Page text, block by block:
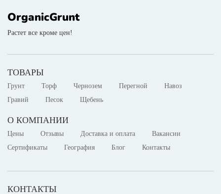
OrganicGrunt
Растет все кроме цен!
ТОВАРЫ
Грунт Торф Чернозем Перегной
Навоз
Гравий
Песок Щебень
О КОМПАНИИ
Цены Отзывы Доставка и оплата
Вакансии
Сертификаты
География Блог Контакты
КОНТАКТЫ